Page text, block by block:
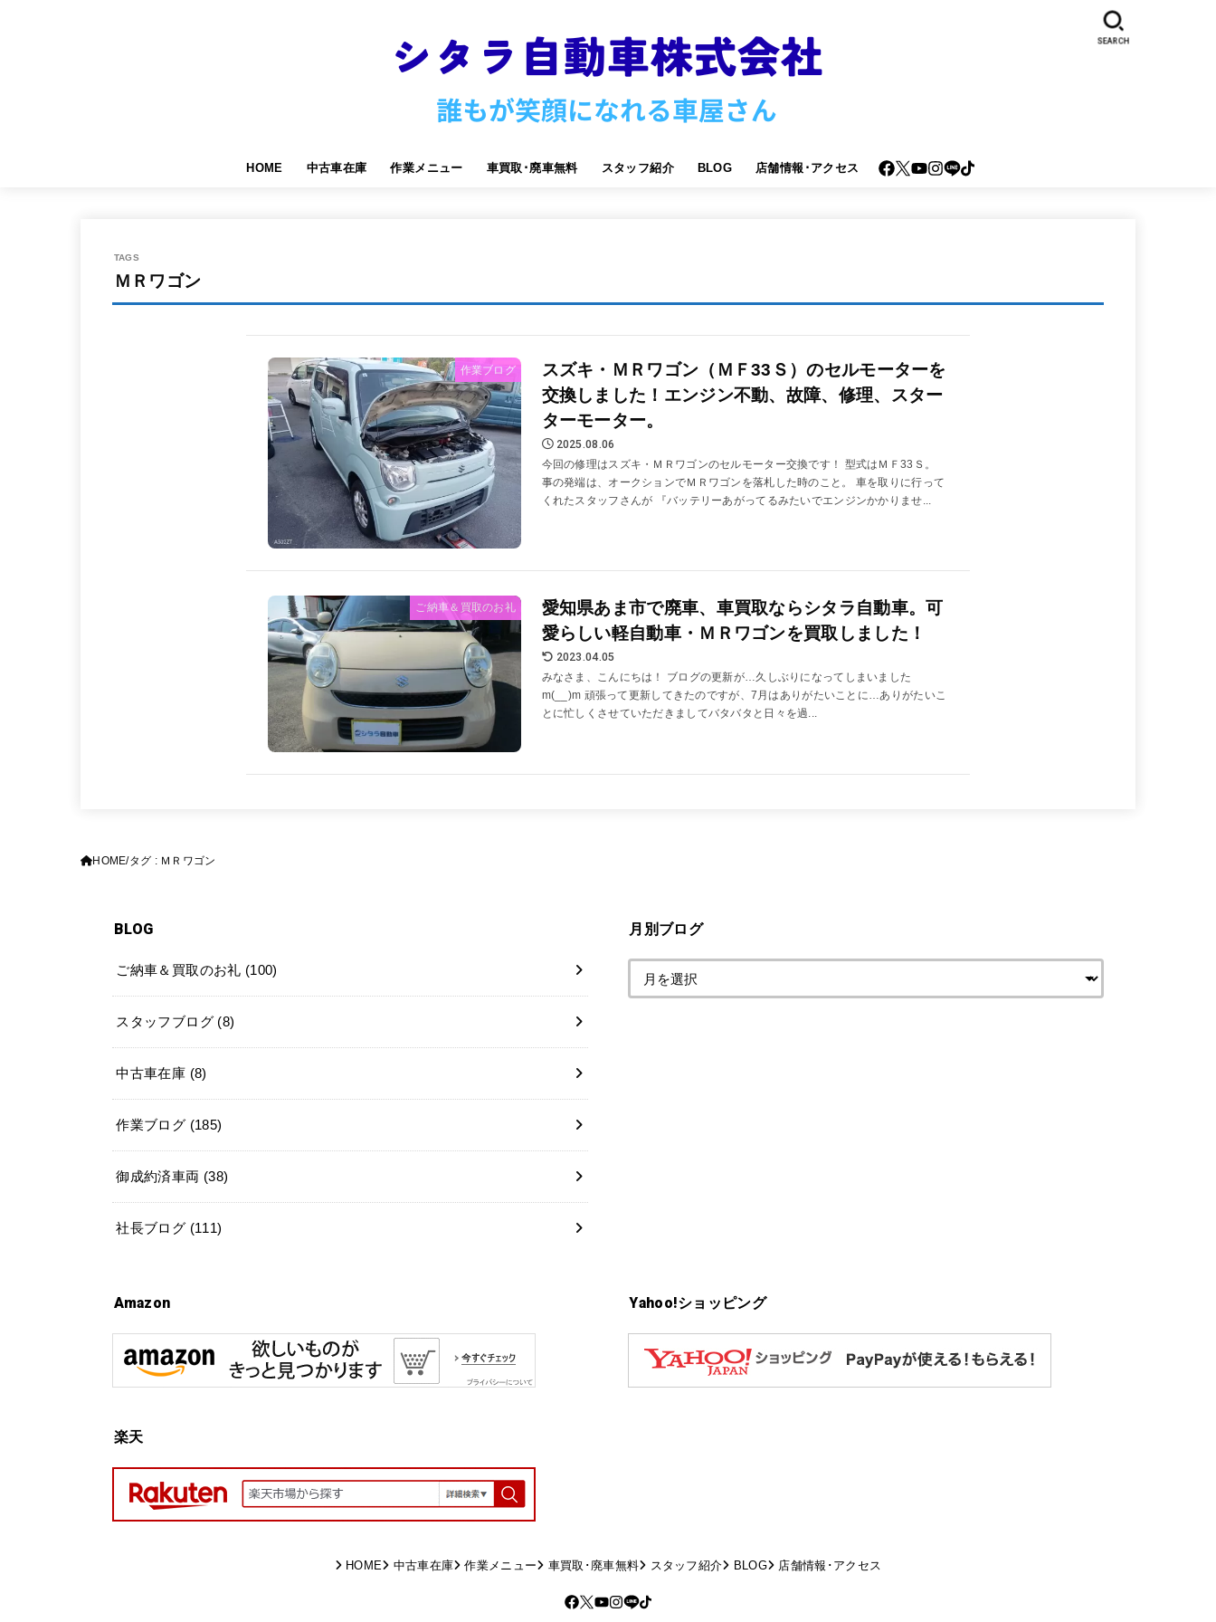
HOME 中古車在庫 作業メニュー 車買取･廃車無料 スタッフ紹介 BLOG 店舗情報･アクセス
SEARCH
ＭＲワゴン
作業ブログ
スズキ・ＭＲワゴン（ＭＦ33Ｓ）のセルモーターを
交換しました！エンジン不動、故障、修理、スター
ターモーター。
2025.08.06
今回の修理はスズキ・ＭＲワゴンのセルモーター交換です！ 型式はＭＦ33Ｓ。
事の発端は、オークションでＭＲワゴンを落札した時のこと。 車を取りに行って
くれたスタッフさんが 『バッテリーあがってるみたいでエンジンかかりませ...
ご納車＆買取のお礼
愛知県あま市で廃車、車買取ならシタラ自動車。可
愛らしい軽自動車・ＭＲワゴンを買取しました！
2023.04.05
みなさま、こんにちは！ ブログの更新が…久しぶりになってしまいました
m(__)m 頑張って更新してきたのですが、7月はありがたいことに…ありがたいこ
とに忙しくさせていただきましてバタバタと日々を過...
HOME タグ : ＭＲワゴン
BLOG
ご納車＆買取のお礼 (100)
スタッフブログ (8)
中古車在庫 (8)
作業ブログ (185)
御成約済車両 (38)
社長ブログ (111)
月別ブログ
Amazon Yahoo!ショッピング
楽天
HOME 中古車在庫 作業メニュー 車買取･廃車無料 スタッフ紹介 BLOG 店舗情報･アクセス